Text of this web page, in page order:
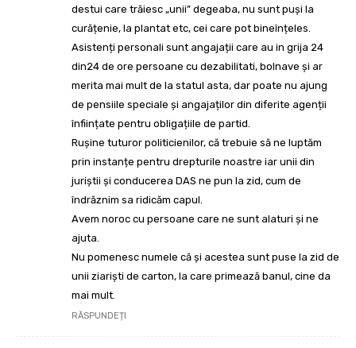
destui care trăiesc „unii” degeaba, nu sunt puși la
curățenie, la plantat etc, cei care pot bineînțeles.
Asistenți personali sunt angajații care au in grija 24
din24 de ore persoane cu dezabilitati, bolnave și ar
merita mai mult de la statul asta, dar poate nu ajung
de pensiile speciale și angajaților din diferite agenții
înființate pentru obligațiile de partid.
Rușine tuturor politicienilor, că trebuie să ne luptăm
prin instanțe pentru drepturile noastre iar unii din
juriștii și conducerea DAS ne pun la zid, cum de
îndrăznim sa ridicăm capul.
Avem noroc cu persoane care ne sunt alaturi și ne
ajuta.
Nu pomenesc numele că și acestea sunt puse la zid de
unii ziariști de carton, la care primează banul, cine da
mai mult.
RĂSPUNDEȚI